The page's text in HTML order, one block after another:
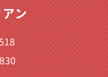
ン